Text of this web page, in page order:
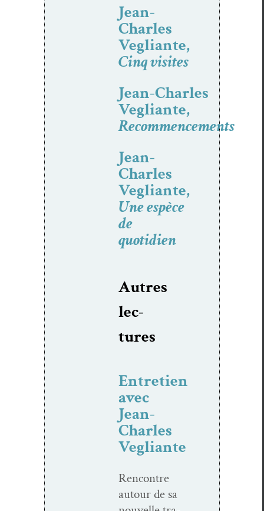
Jean-
Charles
Vegliante,
Cinq visites
Jean-Charles
Vegliante,
Recommencements
Jean-
Charles
Vegliante,
Une espèce
de
quotidien
Autres
lec­
tures
Entretien
avec
Jean-
Charles
Vegliante
Ren­con­tre
autour de sa